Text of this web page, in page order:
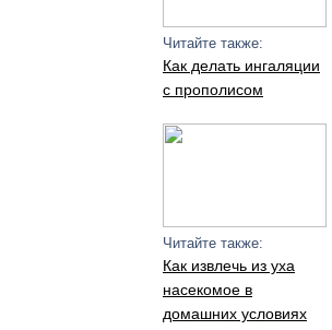
Читайте также:
Как делать ингаляции
с прополисом
Читайте также:
Как извлечь из уха
насекомое в
домашних условиях